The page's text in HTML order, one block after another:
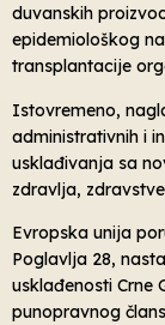
duvanskih
epidemiološkog
transplantacije
Istovremeno,
administrativnih i
usklađivanja sa
zdravlja,
Evropska unija
Poglavlja 28,
usklađenosti Crne
punopravnog